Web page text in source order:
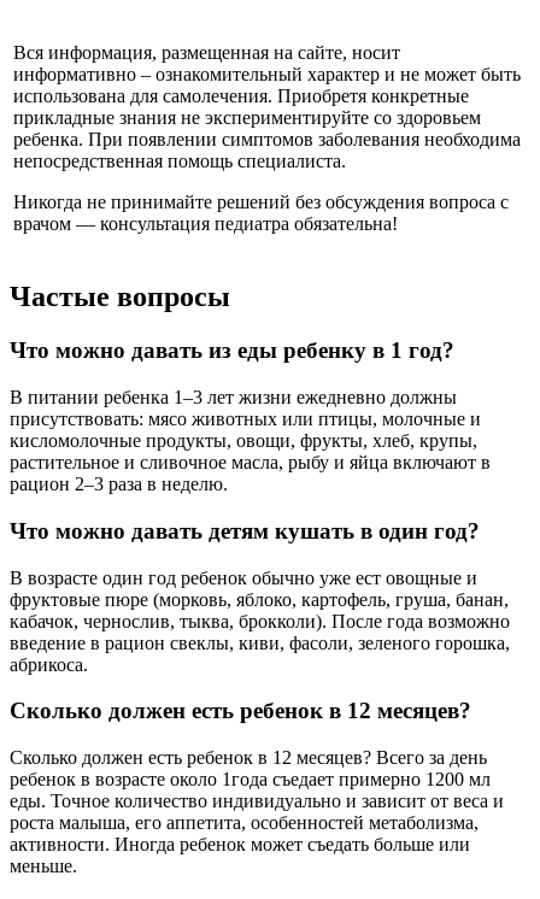
Вся информация, размещенная на сайте, носит
информативно – ознакомительный характер и не может быть
использована для самолечения. Приобретя конкретные
прикладные знания не экспериментируйте со здоровьем
ребенка. При появлении симптомов заболевания необходима
непосредственная помощь специалиста.
Никогда не принимайте решений без обсуждения вопроса с
врачом — консультация педиатра обязательна!
Частые вопросы
Что можно давать из еды ребенку в 1 год?
В питании ребенка 1–3 лет жизни ежедневно должны
присутствовать: мясо животных или птицы, молочные и
кисломолочные продукты, овощи, фрукты, хлеб, крупы,
растительное и сливочное масла, рыбу и яйца включают в
рацион 2–3 раза в неделю.
Что можно давать детям кушать в один год?
В возрасте один год ребенок обычно уже ест овощные и
фруктовые пюре (морковь, яблоко, картофель, груша, банан,
кабачок, чернослив, тыква, брокколи). После года возможно
введение в рацион свеклы, киви, фасоли, зеленого горошка,
абрикоса.
Сколько должен есть ребенок в 12 месяцев?
Сколько должен есть ребенок в 12 месяцев? Всего за день
ребенок в возрасте около 1года съедает примерно 1200 мл
еды. Точное количество индивидуально и зависит от веса и
роста малыша, его аппетита, особенностей метаболизма,
активности. Иногда ребенок может съедать больше или
меньше.